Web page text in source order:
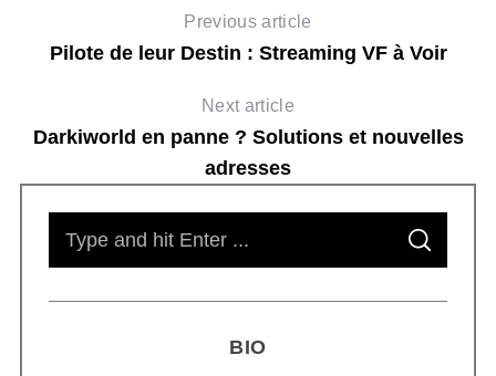
Previous article
Pilote de leur Destin : Streaming VF à Voir
Next article
Darkiworld en panne ? Solutions et nouvelles
adresses
S
A
C
BIO